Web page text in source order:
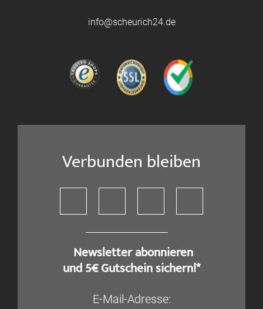
info@scheurich24.de
Verbunden bleiben
​ Newsletter abonnieren
und 5€ Gutschein sichern!*
E-Mail-Adresse: